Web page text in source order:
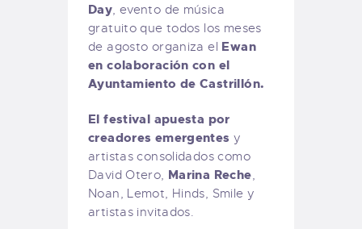
Day, evento de música
gratuito que todos los meses
de agosto organiza el Ewan
en colaboración con el
Ayuntamiento de Castrillón.
El festival apuesta por
creadores emergentes y
artistas consolidados como
David Otero, Marina Reche,
Noan, Lemot, Hinds, Smile y
artistas invitados.